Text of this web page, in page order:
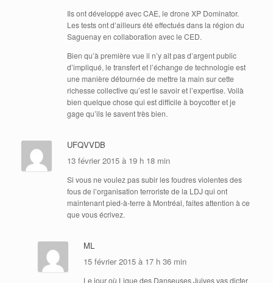
Ils ont développé avec CAE, le drone XP Dominator.
Les tests ont d’ailleurs été effectués dans la région du
Saguenay en collaboration avec le CED.
Bien qu’à première vue il n’y ait pas d’argent public
d’impliqué, le transfert et l’échange de technologie est
une manière détournée de mettre la main sur cette
richesse collective qu’est le savoir et l’expertise. Voilà
bien quelque chose qui est difficile à boycotter et je
gage qu’ils le savent très bien.
UFQVVDB
13 février 2015 à 19 h 18 min
Si vous ne voulez pas subir les foudres violentes des
fous de l’organisation terroriste de la LDJ qui ont
maintenant pied-à-terre à Montréal, faites attention à ce
que vous écrivez.
ML
15 février 2015 à 17 h 36 min
Le jour où Ligue des Danseuses Juives vas dicter